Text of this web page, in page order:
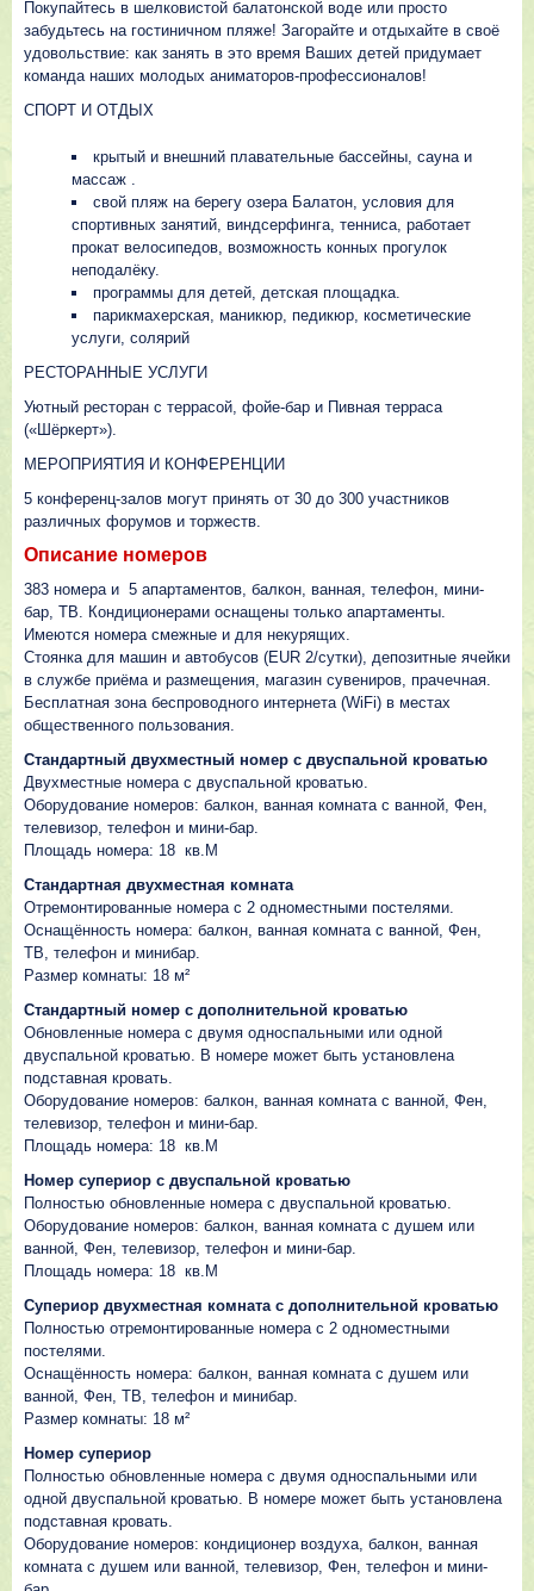
Покупайтесь в шелковистой балатонской воде или просто
забудьтесь на гостиничном пляже! Загорайте и отдыхайте в своё
удовольствие: как занять в это время Ваших детей придумает
команда наших молодых аниматоров-профессионалов!
СПОРТ И ОТДЫХ
крытый и внешний плавательные бассейны, сауна и
массаж .
свой пляж на берегу озера Балатон, условия для
спортивных занятий, виндсерфинга, тенниса, работает
прокат велосипедов, возможность конных прогулок
неподалёку.
программы для детей, детская площадка.
парикмахерская, маникюр, педикюр, косметические
услуги, солярий
РЕСТОРАННЫЕ УСЛУГИ
Уютный ресторан с террасой, фойе-бар и Пивная терраса
(«Шёркерт»).
МЕРОПРИЯТИЯ И КОНФЕРЕНЦИИ
5 конференц-залов могут принять от 30 до 300 участников
различных форумов и торжеств.
Описание номеров
383 номерa и 5 апартаментов, балкон, ванная, телефон, мини-
бар, ТВ. Кондиционерами оснащены только апартаменты.
Имеются номера смежные и для некурящих.
Cтоянка для машин и автобусов (EUR 2/сутки), депозитные ячейки
в службе приёма и размещения, магазин сувениров, прачечная.
Бесплатная зона беспроводного интернета (WiFi) в местах
общественного пользования.
Стандартный двухместный номер с двуспальной кроватью
Двухместные номера с двуспальной кроватью.
Оборудование номеров: балкон, ванная комната с ванной, Фен,
телевизор, телефон и мини-бар.
Площадь номера: 18 кв.М
Cтандартная двухместная комната
Отремонтированные номера с 2 одноместными постелями.
Оснащённость номера: балкон, ванная комната с ванной, Фен,
ТВ, телефон и минибар.
Размер комнаты: 18 м²
Стандартный номер с дополнительной кроватью
Обновленные номера с двумя односпальными или одной
двуспальной кроватью. В номере может быть установлена
подставная кровать.
Оборудование номеров: балкон, ванная комната с ванной, Фен,
телевизор, телефон и мини-бар.
Площадь номера: 18 кв.М
Номер супериор с двуспальной кроватью
Полностью обновленные номера с двуспальной кроватью.
Оборудование номеров: балкон, ванная комната с душем или
ванной, Фен, телевизор, телефон и мини-бар.
Площадь номера: 18 кв.М
Супериор двухместная комната с дополнительной кроватью
Полностью отремонтированные номера с 2 одноместными
постелями.
Оснащённость номера: балкон, ванная комната с душем или
ванной, Фен, ТВ, телефон и минибар.
Размер комнаты: 18 м²
Номер супериор
Полностью обновленные номера с двумя односпальными или
одной двуспальной кроватью. В номере может быть установлена
подставная кровать.
Оборудование номеров: кондиционер воздуха, балкон, ванная
комната с душем или ванной, телевизор, Фен, телефон и мини-